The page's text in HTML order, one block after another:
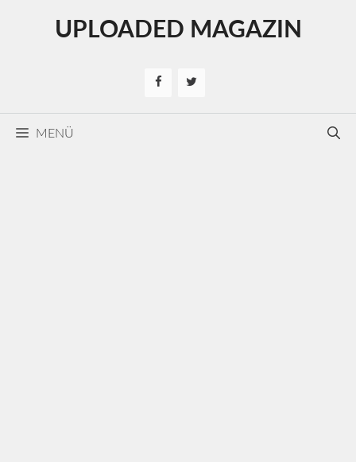
UPLOADED MAGAZIN
MENÜ